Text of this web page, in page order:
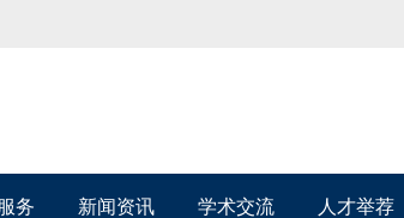
务 新闻资讯 学术交流 人才举荐